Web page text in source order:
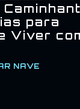
para
Viver
NAVE